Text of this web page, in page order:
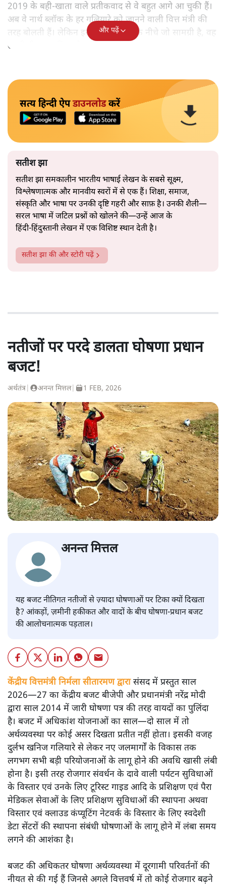
2019 के बही‑खाता वाले प्रतीकवाद से वे बहुत आगे आ चुकी हैं।
अब वे नार्थ ब्लॉक के हर गलियारे को जानने वाली वित्त मंत्री की
तरह बोलती हैं। लेकिन इस आत्मविश्वास के नीचे जो सामग्री है, वह
उतनी ही अनुमानित और दोहराव भरी।
और पढ़ें
सत्य हिन्दी ऐपडाउनलोडकरें
सतीश झा
सतीश झा समकालीन भारतीय भाषाई लेखन के सबसे सूक्ष्म,
विश्लेषणात्मक और मानवीय स्वरों में से एक हैं। शिक्षा, समाज,
संस्कृति और भाषा पर उनकी दृष्टि गहरी और साफ़ है। उनकी शैली—
सरल भाषा में जटिल प्रश्नों को खोलने की—उन्हें आज के
हिंदी‑हिंदुस्तानी लेखन में एक विशिष्ट स्थान देती है।
सतीश झा की और स्टोरी पढ़ें
नतीजों पर परदे डालता घोषणा प्रधान
बजट!
अर्थतंत्र अनन्त मित्तल| 1 FEB, 2026
अनन्त मित्तल
यह बजट नीतिगत नतीजों से ज़्यादा घोषणाओं पर टिका क्यों दिखता
है? आंकड़ों, ज़मीनी हकीकत और वादों के बीच घोषणा-प्रधान बजट
की आलोचनात्मक पड़ताल।
केंद्रीय वित्तमंत्री निर्मला सीतारमण द्वारासंसद में प्रस्तुत साल
2026—27 का केंद्रीय बजट बीजेपी और प्रधानमंत्री नरेंद्र मोदी
द्वारा साल 2014 में जारी घोषणा पत्र की तरह वायदों का पुलिंदा
है। बजट में अधिकांश योजनाओं का साल—दो साल में तो
अर्थव्यवस्था पर कोई असर दिखता प्रतीत नहीं होता। इसकी वजह
दुर्लभ खनिज गलियारे से लेकर नए जलमार्गों के विकास तक
लगभग सभी बड़ी परियोजनाओं के लागू होने की अवधि खासी लंबी
होना है। इसी तरह रोजगार संवर्धन के दावे वाली पर्यटन सुविधाओं
के विस्तार एवं उनके लिए टूरिस्ट गाइड आदि के प्रशिक्षण एवं पैरा
मेडिकल सेवाओं के लिए प्रशिक्षण सुविधाओं की स्थापना अथवा
विस्तार एवं क्लाउड कंप्यूटिंग नेटवर्क के विस्तार के लिए स्वदेशी
डेटा सेंटरों की स्थापना संबंधी घोषणाओं के लागू होने में लंबा समय
लगने की आशंका है।
बजट की अधिकतर घोषणा अर्थव्यवस्था में दूरगामी परिवर्तनों की
नीयत से की गई हैं जिनसे अगले वित्तवर्ष में तो कोई रोजगार बढ़ने